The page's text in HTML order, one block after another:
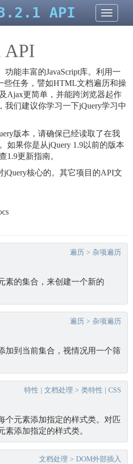
切
换
API
API
能丰富的JavaScript库。利用一
些任务，譬如HTML文档遍历和操
Ajax更简单，并能跨浏览器起作
我们建议你学习一下jQuery学习中
版本，请确保已经读取了在我
如果你是从jQuery 1.9以前的版本
1.9更新指南。
核心的。其它项目的API文
遍历 > 杂项遍历
素的集合，来创建一个新的
遍历 > 杂项遍历
加到当前集合，视情况用一个筛
特性 文档处理 > 类特性 CSS
个元素添加指定的样式类。对匹
素添加指定的样式类。
文档处理 > DOM外部插入